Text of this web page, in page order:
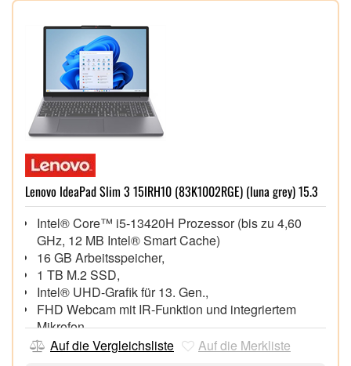
Lenovo IdeaPad Slim 3 15IRH10 (83K1002RGE) (luna grey) 15.3
Intel® Core™ i5-13420H Prozessor (bis zu 4,60
GHz, 12 MB Intel® Smart Cache)
16 GB Arbeitsspeicher,
1 TB M.2 SSD,
Intel® UHD-Grafik für 13. Gen.,
FHD Webcam mit IR-Funktion und integriertem
Mikrofon,
Wi-Fi 7 (802.11be), Bluetooth® 5.4,
Auf die Vergleichsliste Auf die Merkliste